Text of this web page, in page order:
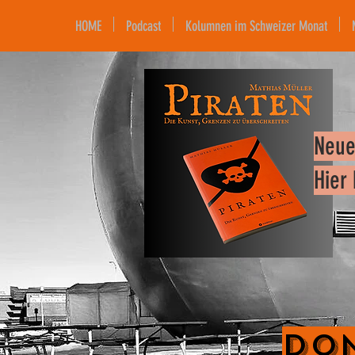
HOME Podcast Kolumnen im Schweizer Monat